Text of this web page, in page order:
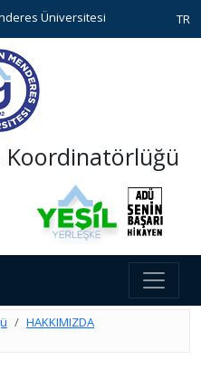
Üniversitesi TR
HAKKIMIZDA